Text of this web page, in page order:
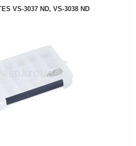
VS-3037 ND, VS-3038 ND
LE PRODUIT